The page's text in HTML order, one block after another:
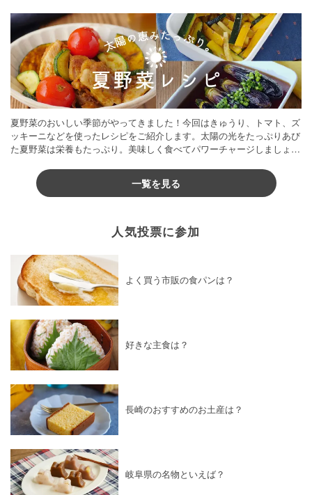
夏野菜のおいしい季節がやってきました！今回はきゅうり、トマト、ズ
ッキーニなどを使ったレシピをご紹介します。太陽の光をたっぷりあび
た夏野菜は栄養もたっぷり。美味しく食べてパワーチャージしましょう
一覧を見る
人気投票に参加
よく買う市販の食パンは？
好きな主食は？
長崎のおすすめのお土産は？
岐阜県の名物といえば？